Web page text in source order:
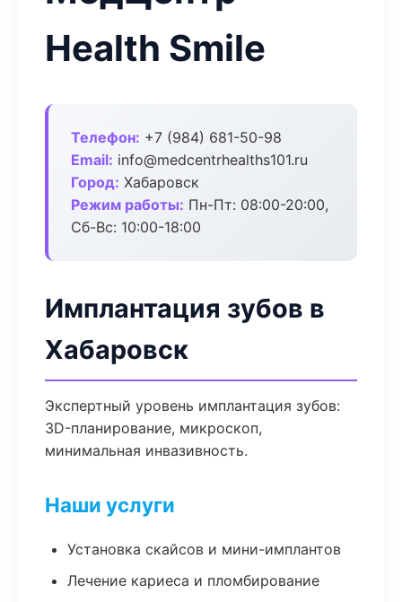
Health Smile
Телефон: +7 (984) 681-50-98
Email: info@medcentrhealths101.ru
Город: Хабаровск
Режим работы: Пн-Пт: 08:00-20:00,
Сб-Вс: 10:00-18:00
Имплантация зубов в
Хабаровск
Экспертный уровень имплантация зубов:
3D-планирование, микроскоп,
минимальная инвазивность.
Наши услуги
Установка скайсов и мини-имплантов
Лечение кариеса и пломбирование